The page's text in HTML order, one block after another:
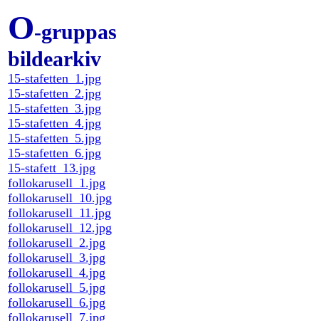
O-gruppas
bildearkiv
15-stafetten_1.jpg
15-stafetten_2.jpg
15-stafetten_3.jpg
15-stafetten_4.jpg
15-stafetten_5.jpg
15-stafetten_6.jpg
15-stafett_13.jpg
follokarusell_1.jpg
follokarusell_10.jpg
follokarusell_11.jpg
follokarusell_12.jpg
follokarusell_2.jpg
follokarusell_3.jpg
follokarusell_4.jpg
follokarusell_5.jpg
follokarusell_6.jpg
follokarusell_7.jpg